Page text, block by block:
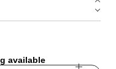
available